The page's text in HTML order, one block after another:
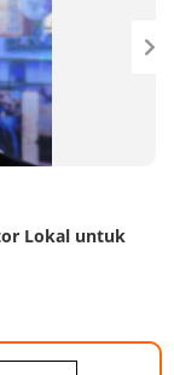
Lokal untuk